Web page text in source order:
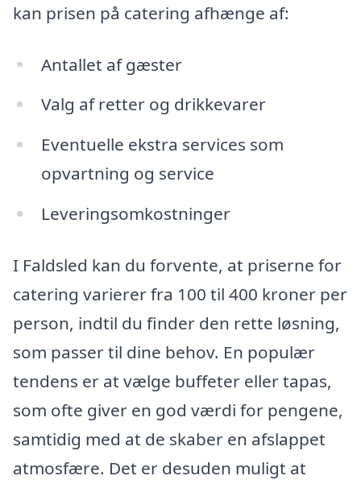
kan prisen på catering afhænge af:
Antallet af gæster
Valg af retter og drikkevarer
Eventuelle ekstra services som
opvartning og service
Leveringsomkostninger
I Faldsled kan du forvente, at priserne for
catering varierer fra 100 til 400 kroner per
person, indtil du finder den rette løsning,
som passer til dine behov. En populær
tendens er at vælge buffeter eller tapas,
som ofte giver en god værdi for pengene,
samtidig med at de skaber en afslappet
atmosfære. Det er desuden muligt at